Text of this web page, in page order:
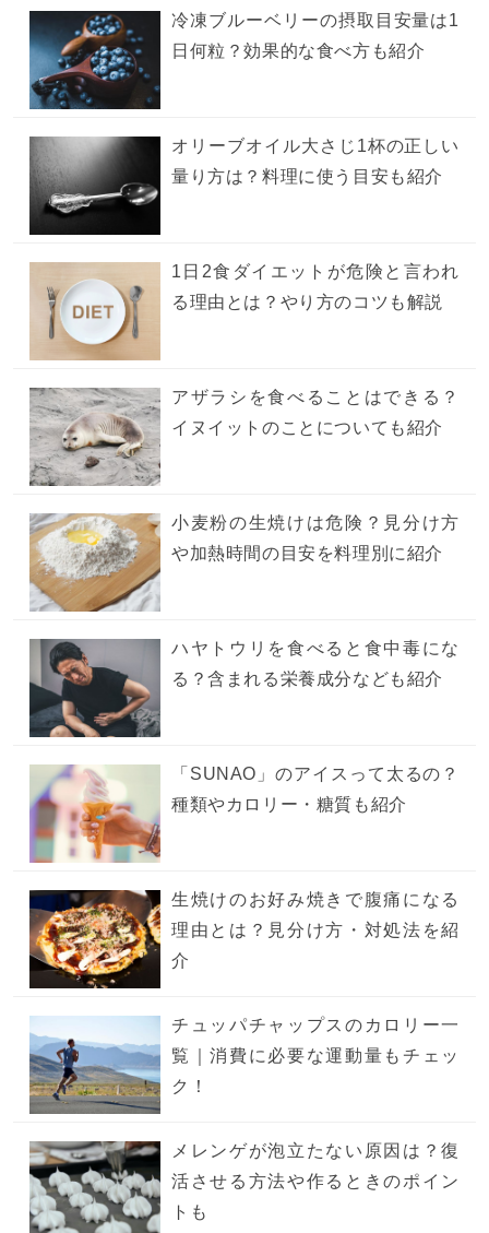
冷凍ブルーベリーの摂取目安量は1
日何粒？効果的な食べ方も紹介
オリーブオイル大さじ1杯の正しい
量り方は？料理に使う目安も紹介
1日2食ダイエットが危険と言われ
る理由とは？やり方のコツも解説
アザラシを食べることはできる？
イヌイットのことについても紹介
小麦粉の生焼けは危険？見分け方
や加熱時間の目安を料理別に紹介
ハヤトウリを食べると食中毒にな
る？含まれる栄養成分なども紹介
「SUNAO」のアイスって太るの？
種類やカロリー・糖質も紹介
生焼けのお好み焼きで腹痛になる
理由とは？見分け方・対処法を紹
介
チュッパチャップスのカロリー一
覧｜消費に必要な運動量もチェッ
ク！
メレンゲが泡立たない原因は？復
活させる方法や作るときのポイン
トも